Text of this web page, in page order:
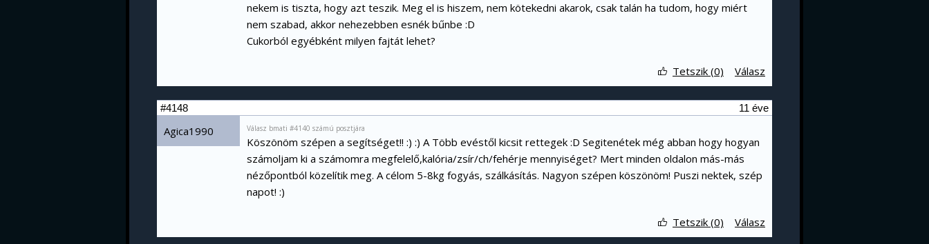
nekem is tiszta, hogy azt teszik. Meg el is hiszem, nem kötekedni akarok, csak talán ha tudom, hogy miért
nem szabad, akkor nehezebben esnék bűnbe :D
Cukorból egyébként milyen fajtát lehet?
Válasz
Tetszik (0)
11 éve
#4148
Agica1990 Válasz bmati #4140 számú posztjára
Köszönöm szépen a segítséget!! :) :) A Több evéstől kicsit rettegek :D Segitenétek még abban hogy hogyan
számoljam ki a számomra megfelelő,kalória/zsír/ch/fehérje mennyiséget? Mert minden oldalon más-más
nézőpontból közelítik meg. A célom 5-8kg fogyás, szálkásítás. Nagyon szépen köszönöm! Puszi nektek, szép
napot! :)
Válasz
Tetszik (0)